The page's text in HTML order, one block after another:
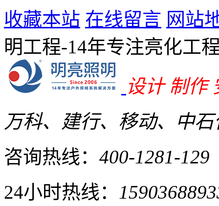
收藏本站 在线留言 网站
明工程-14年专注亮化工
设计 制作
万科、建行、移动、中
咨询热线： 400-1281-129
24小时热线：